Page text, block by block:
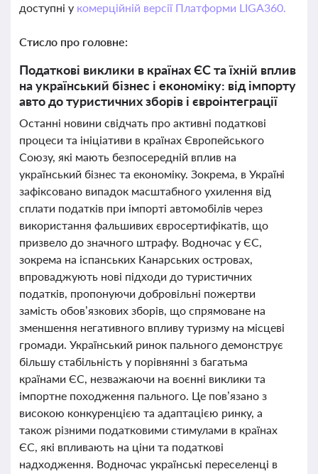
доступні у комерційній версії Платформи LIGA360.
Стисло про головне:
Податкові виклики в країнах ЄС та їхній вплив
на український бізнес і економіку: від імпорту
авто до туристичних зборів і євроінтеграції
Останні новини свідчать про активні податкові
процеси та ініціативи в країнах Європейського
Союзу, які мають безпосередній вплив на
український бізнес та економіку. Зокрема, в Україні
зафіксовано випадок масштабного ухилення від
сплати податків при імпорті автомобілів через
використання фальшивих євросертифікатів, що
призвело до значного штрафу. Водночас у ЄС,
зокрема на іспанських Канарських островах,
впроваджують нові підходи до туристичних
податків, пропонуючи добровільні пожертви
замість обов’язкових зборів, що спрямоване на
зменшення негативного впливу туризму на місцеві
громади. Український ринок пального демонструє
більшу стабільність у порівнянні з багатьма
країнами ЄС, незважаючи на воєнні виклики та
імпортне походження пального. Це пов’язано з
високою конкуренцією та адаптацією ринку, а
також різними податковими стимулами в країнах
ЄС, які впливають на ціни та податкові
надходження. Водночас українські переселенці в